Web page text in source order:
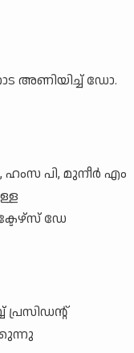
അണിയിച്ച് ഡോ.
പി, മുനീർ എം
ഡേ